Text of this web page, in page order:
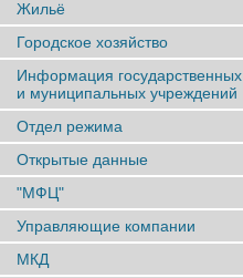
Жильё
Городское хозяйство
Информация государственных
и муниципальных учреждений
Отдел режима
Открытые данные
"МФЦ"
Управляющие компании
МКД